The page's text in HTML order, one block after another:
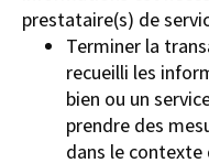
prestataire(s) de
Terminer la
recueilli les
bien ou un
prendre des
dans le